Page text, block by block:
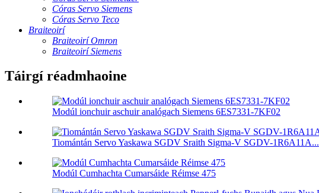
Córas Servo Siemens
Córas Servo Teco
Braiteoirí
Braiteoirí Omron
Braiteoirí Siemens
Táirgí réadmhaoine
Modúl ionchuir aschuir analógach Siemens 6ES7331-7KF02
Tiomántán Servo Yaskawa SGDV Sraith Sigma-V SGDV-1R6A11A...
Modúl Cumhachta Cumarsáide Réimse 475